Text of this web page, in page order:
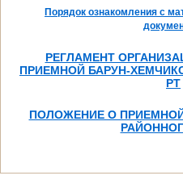
Порядок ознакомления с
РЕГЛАМЕНТ
ПРИЕМНОЙ БАРУН-
РТ
ПОЛОЖЕНИЕ О